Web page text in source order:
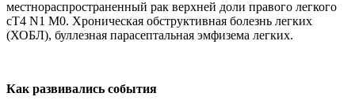
местнораспространенный рак верхней доли правого легкого
сT4 N1 M0. Хроническая обструктивная болезнь легких
(ХОБЛ), буллезная парасептальная эмфизема легких.
Как развивались события